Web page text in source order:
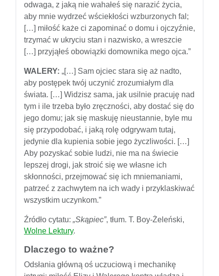
odwaga, z jaką nie wahałeś się narazić życia,
aby mnie wydrzeć wściekłości wzburzonych fal;
[…] miłość każe ci zapominać o domu i ojczyźnie,
trzymać w ukryciu stan i nazwisko, a wreszcie
[…] przyjąłeś obowiązki domownika mego ojca.”
WALERY: „[…] Sam ojciec stara się aż nadto,
aby postępek twój uczynić zrozumiałym dla
świata. […] Widzisz sama, jak usilnie pracuję nad
tym i ile trzeba było zręczności, aby dostać się do
jego domu; jak się maskuję nieustannie, byle mu
się przypodobać, i jaką rolę odgrywam tutaj,
jedynie dla kupienia sobie jego życzliwości. […]
Aby pozyskać sobie ludzi, nie ma na świecie
lepszej drogi, jak stroić się we własne ich
skłonności, przejmować się ich mniemaniami,
patrzeć z zachwytem na ich wady i przyklaskiwać
wszystkim uczynkom.”
Źródło cytatu: „Skąpiec”, tłum. T. Boy-Żeleński,
Wolne Lektury.
Dlaczego to ważne?
Odsłania główną oś uczuciową i mechanikę